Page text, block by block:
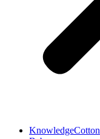
KnowledgeCotton